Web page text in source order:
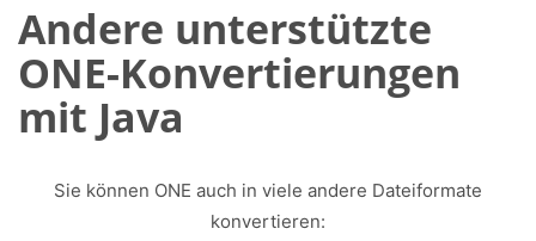
Andere unterstützte
ONE-Konvertierungen
mit Java
Sie können ONE auch in viele andere Dateiformate
konvertieren: